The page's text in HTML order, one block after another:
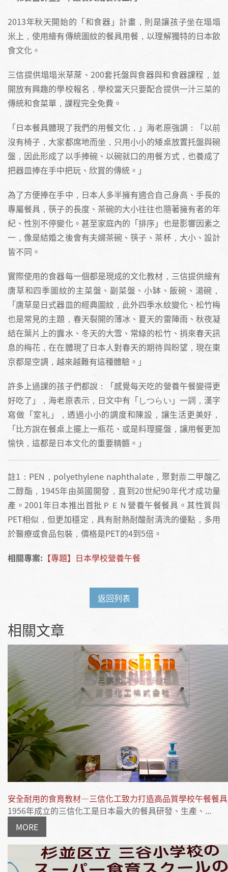
2013年秋天開始的「和食器」計畫，則是讓孩子坐在塌塌
米上，使用繪有傳統圖紋的餐具用餐，以理解獨特的日本飲
食文化。
三信提供塌塌米草蓆、200套托盤與食器與和食器課程，並
開放有興趣的學校報名，學校當天只要配合提供一汁三菜的
傳統和食菜單，課程完全免費。
「日本餐具體現了我們的用餐文化，」海老原強調：「以前
沒有椅子，大家都席地而坐，只用小小的矮桌放置托盤與碗
盤，因此形成了以手捧碗、以碗就口的用餐方式，也養成了
把器皿捧在手中把玩、欣賞的傳統。」
為了方便捧在手中，日本人多半擁有適合自己身高、手長的
專屬餐具，筷子的長度、茶碗的大小往往也隨著擁有者的年
紀、性別不停變化。甚至家庭內的「排序」也是影響因素之
一，像是結婚之後會有夫婦茶碗、筷子、茶杯，大小、設計
皆不同。
實際使用的食器每一個都是現成的文化教材，三信提供繪有
唐草和四季圖紋的主菜盤、副菜盤、小缽、飯碗、湯碗，
「唐草是日式器皿的經典圖紋，此外四季水紋變化、松竹梅
也是常見的主題，春天裂開的薄冰、夏天的雷陣雨、秋夜凝
結在葉片上的露水、冬天的大雪、常綠的松竹、捎來春天訊
息的梅花，在在體現了日本人對春天的期待與盼望，現在東
京都是空調，越來越難有這種體驗。」
許多上過課的孩子們都說：「感覺每天吃的營養午餐變得更
好吃了」，海老原表示，日文中有「しつらい」一詞，漢字
寫做「室礼」，透過小小的調度和陳設，讓生活更美好，
「比方說在餐桌上擺上一瓶花、或是料理擺盤，讓用餐更加
愉快，這都是日本文化的重要精髓。」
註1：PEN，polyethylene naphthalate，聚對萘二甲酸乙
二醇酯，1945年由英國開發，直到20世紀90年代才成功量
產。2001年日本推出首批ＰＥＮ營養午餐餐具。其性質與
PET相似，但更加穩定，具有耐熱耐酸耐清洗的優點，多用
於醫療或食品包裝，價格是PET的4到5倍。
相關專案: 【專題】日本學校營養午餐
返回列表
相關文章
安全耐用的食育教材—三信化工致力打造高品質學校午餐餐具
1956年成立的三信化工是日本最大的餐具研發、生產、...
MORE